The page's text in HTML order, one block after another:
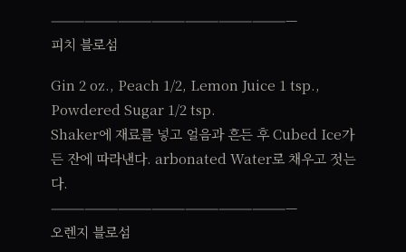
——————————————————————
피치 블로섬
Gin 2 oz., Peach 1/2, Lemon Juice 1 tsp.,
Powdered Sugar 1/2 tsp.
Shaker에 재료를 넣고 얼음과 흔든 후 Cubed Ice가
든 잔에 따라낸다. arbonated Water로 채우고 젓는
다.
——————————————————————
오렌지 블로섬